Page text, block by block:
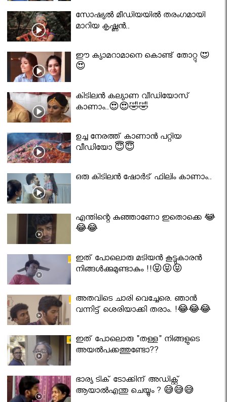
സോഷ്യൽ മീഡിയയിൽ തരംഗമായി
മാറിയ കൃഷ്ണൻ..
ഈ ക്യാമറാമാനെ കൊണ്ട് തോറ്റു 😍
😍
കിടിലൻ കല്യാണ വീഡിയോസ്
കാണാം..😍😍🤣🤣
ഉച്ച നേരത്ത് കാണാൻ പറ്റിയ
വീഡിയോ 😇😇
ഒരു കിടിലൻ ഷോർട് ഫിലിം കാണാം..
എന്തിന്റെ കുഞ്ഞാണോ ഇതൊക്കെ 😂
😂😂
ഇത് പോലൊരു മടിയൻ കൂട്ടുകാരൻ
നിങ്ങൾക്കുമുണ്ടാകും !!😝😝😝
അതവിടെ ചാരി വെച്ചേരെ. ഞാൻ
വന്നിട്ട് ശെരിയാക്കി തരാം. !😂😂😂
ഇത് പോലൊരു "തള്ള" നിങ്ങളുടെ
അയല്‍പക്കത്തുണ്ടോ??
ഭാര്യ ടിക് ടോക്കിന് അഡിക്റ്റ്
ആയാൽഎന്തു ചെയ്യും ? 😅😅😅